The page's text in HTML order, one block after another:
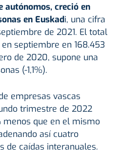
autónomos, creció en
en Euskadi, una cifra
de 2021. El total
septiembre en 168.453
de 2020, supone una
(-1,1%).
empresas vascas
trimestre de 2022
menos que en el mismo
así cuatro
de caídas interanuales.